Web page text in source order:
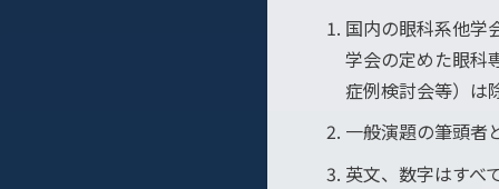
国内の眼科系他学
学会の定めた眼科
症例検討会等）は
一般演題の筆頭者
英文、数字はすべ